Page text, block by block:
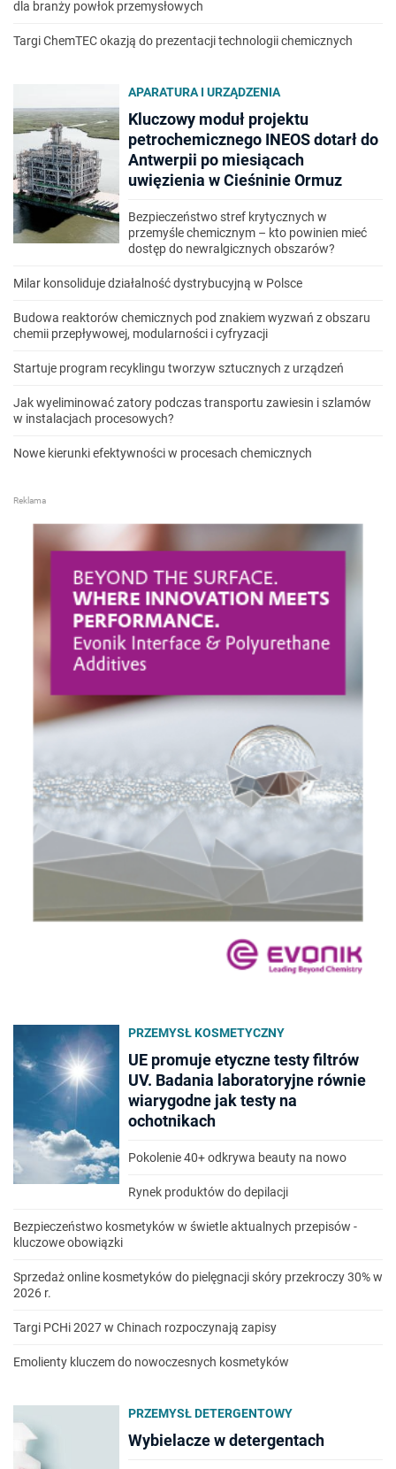
dla branży powłok przemysłowych
Targi ChemTEC okazją do prezentacji technologii chemicznych
APARATURA I URZĄDZENIA
Kluczowy moduł projektu
petrochemicznego INEOS dotarł do
Antwerpii po miesiącach
uwięzienia w Cieśninie Ormuz
Bezpieczeństwo stref krytycznych w
przemyśle chemicznym – kto powinien mieć
dostęp do newralgicznych obszarów?
Milar konsoliduje działalność dystrybucyjną w Polsce
Budowa reaktorów chemicznych pod znakiem wyzwań z obszaru
chemii przepływowej, modularności i cyfryzacji
Startuje program recyklingu tworzyw sztucznych z urządzeń
Jak wyeliminować zatory podczas transportu zawiesin i szlamów
w instalacjach procesowych?
Nowe kierunki efektywności w procesach chemicznych
PRZEMYSŁ KOSMETYCZNY
UE promuje etyczne testy filtrów
UV. Badania laboratoryjne równie
wiarygodne jak testy na
ochotnikach
Pokolenie 40+ odkrywa beauty na nowo
Rynek produktów do depilacji
Bezpieczeństwo kosmetyków w świetle aktualnych przepisów -
kluczowe obowiązki
Sprzedaż online kosmetyków do pielęgnacji skóry przekroczy 30% w
2026 r.
Targi PCHi 2027 w Chinach rozpoczynają zapisy
Emolienty kluczem do nowoczesnych kosmetyków
PRZEMYSŁ DETERGENTOWY
Wybielacze w detergentach